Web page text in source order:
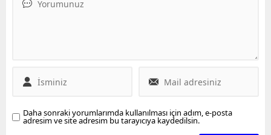
Her köpek, özel bir yuva ve
buluşturuluyor. Yazılım
Bunun üzerine tartışma ve
sonrasında olay yaşandı"
dedi. Kol, tutuklanarak
Daha sonraki yorumlarımda kullanılması için adım, e-posta
adresim ve site adresim bu tarayıcıya kaydedilsin.